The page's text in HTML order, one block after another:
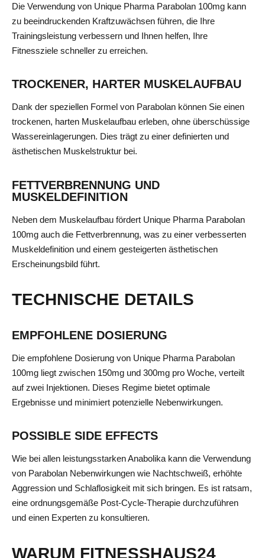
Die Verwendung von Unique Pharma Parabolan 100mg kann
zu beeindruckenden Kraftzuwächsen führen, die Ihre
Trainingsleistung verbessern und Ihnen helfen, Ihre
Fitnessziele schneller zu erreichen.
TROCKENER, HARTER MUSKELAUFBAU
Dank der speziellen Formel von Parabolan können Sie einen
trockenen, harten Muskelaufbau erleben, ohne überschüssige
Wassereinlagerungen. Dies trägt zu einer definierten und
ästhetischen Muskelstruktur bei.
FETTVERBRENNUNG UND
MUSKELDEFINITION
Neben dem Muskelaufbau fördert Unique Pharma Parabolan
100mg auch die Fettverbrennung, was zu einer verbesserten
Muskeldefinition und einem gesteigerten ästhetischen
Erscheinungsbild führt.
TECHNISCHE DETAILS
EMPFOHLENE DOSIERUNG
Die empfohlene Dosierung von Unique Pharma Parabolan
100mg liegt zwischen 150mg und 300mg pro Woche, verteilt
auf zwei Injektionen. Dieses Regime bietet optimale
Ergebnisse und minimiert potenzielle Nebenwirkungen.
POSSIBLE SIDE EFFECTS
Wie bei allen leistungsstarken Anabolika kann die Verwendung
von Parabolan Nebenwirkungen wie Nachtschweiß, erhöhte
Aggression und Schlaflosigkeit mit sich bringen. Es ist ratsam,
eine ordnungsgemäße Post-Cycle-Therapie durchzuführen
und einen Experten zu konsultieren.
WARUM FITNESSHAUS24